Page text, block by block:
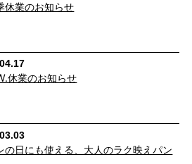
と合わせて穿くのがおすすめ。相反す
で、レザーのハードさが緩和され、女
に♪
休業のお知らせ
休業のお知らせ
の日にも使える、大人のラク映えパン